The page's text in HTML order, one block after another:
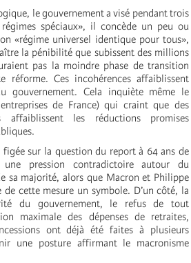
le gouvernement a visé pendant trois
spéciaux», il concède un peu ou
«régime universel identique pour tous»,
la pénibilité que subissent des millions
pas la moindre phase de transition
réforme. Ces incohérences affaiblissent
gouvernement. Cela inquiète même le
de France) qui craint que des
affaiblissent les réductions promises
figée sur la question du report à 64 ans de
pression contradictoire autour du
sa majorité, alors que Macron et Philippe
cette mesure un symbole. D’un côté, la
du gouvernement, le refus de tout
maximale des dépenses de retraites,
ont déjà été faites à plusieurs
une posture affirmant le macronisme